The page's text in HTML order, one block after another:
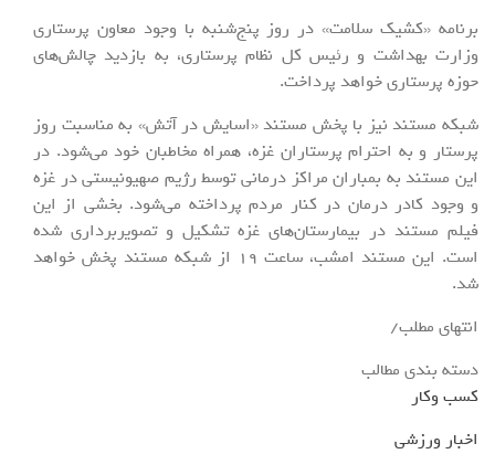
برنامه «کشیک سلامت» در روز پنج‌شنبه با وجود معاون پرستاری
وزارت بهداشت و رئیس کل نظام پرستاری، به بازدید چالش‌های
حوزه پرستاری خواهد پرداخت.
شبکه مستند نیز با پخش مستند «اسایش در آتش» به مناسبت روز
پرستار و به احترام پرستاران غزه، همراه مخاطبان خود می‌شود. در
این مستند به بمباران مراکز درمانی توسط رژیم صهیونیستی در غزه
و وجود کادر درمان در کنار مردم پرداخته می‌شود. بخشی از این
فیلم مستند در بیمارستان‌های غزه تشکیل و تصویربرداری شده
است. این مستند امشب، ساعت 19 از شبکه مستند پخش خواهد
شد.
انتهای مطلب/
دسته بندی مطالب
کسب وکار
اخبار ورزشی